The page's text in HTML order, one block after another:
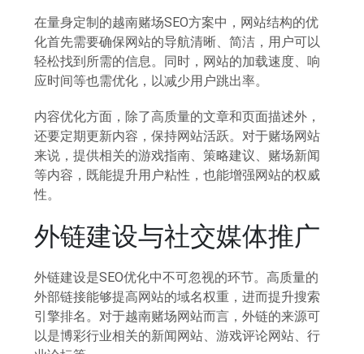
在量身定制的越南赌场SEO方案中，网站结构的优
化首先需要确保网站的导航清晰、简洁，用户可以
轻松找到所需的信息。同时，网站的加载速度、响
应时间等也需优化，以减少用户跳出率。
内容优化方面，除了高质量的文章和页面描述外，
还要定期更新内容，保持网站活跃。对于赌场网站
来说，提供相关的游戏指南、策略建议、赌场新闻
等内容，既能提升用户粘性，也能增强网站的权威
性。
外链建设与社交媒体推广
外链建设是SEO优化中不可忽视的环节。高质量的
外部链接能够提高网站的域名权重，进而提升搜索
引擎排名。对于越南赌场网站而言，外链的来源可
以是博彩行业相关的新闻网站、游戏评论网站、行